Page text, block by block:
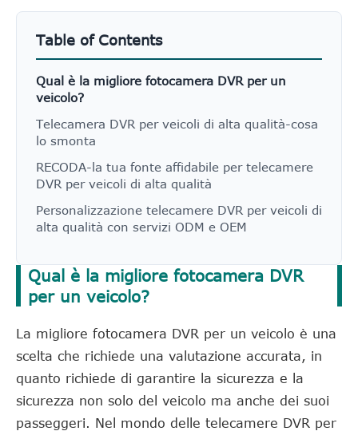
Qual è la migliore fotocamera DVR
per un veicolo?
La migliore fotocamera DVR per un veicolo è una
scelta che richiede una valutazione accurata, in
quanto richiede di garantire la sicurezza e la
sicurezza non solo del veicolo ma anche dei suoi
passeggeri. Nel mondo delle telecamere DVR per
Table of Contents
Qual è la migliore fotocamera DVR per un
veicolo?
Telecamera DVR per veicoli di alta qualità-cosa
lo smonta
RECODA-la tua fonte affidabile per telecamere
DVR per veicoli di alta qualità
Personalizzazione telecamere DVR per veicoli di
alta qualità con servizi ODM e OEM